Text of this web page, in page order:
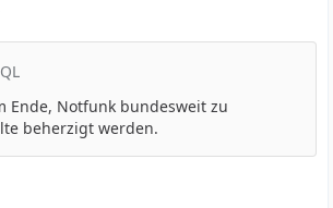
Ende, Notfunk bundesweit zu
beherzigt werden.